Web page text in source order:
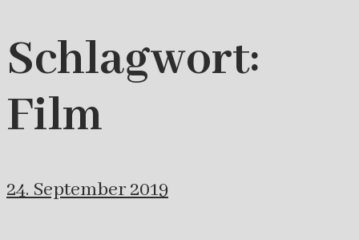
Schlagwort:
Film
24. September 2019